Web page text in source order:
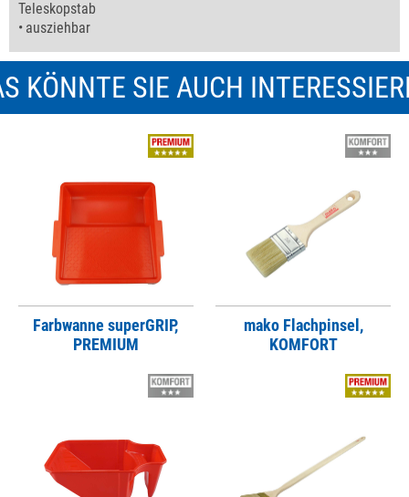
Teleskopstab
ausziehbar
KÖNNTE SIE AUCH
Farbwanne superGRIP,
PREMIUM
mako Flachpinsel,
KOMFORT